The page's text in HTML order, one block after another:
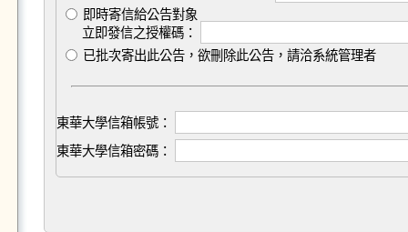
即時寄信給公告對象
立即發信之授權碼：
已批次寄出此公告，欲刪除此公告，請洽系統管理者
東華大學信箱帳號：
東華大學信箱密碼：